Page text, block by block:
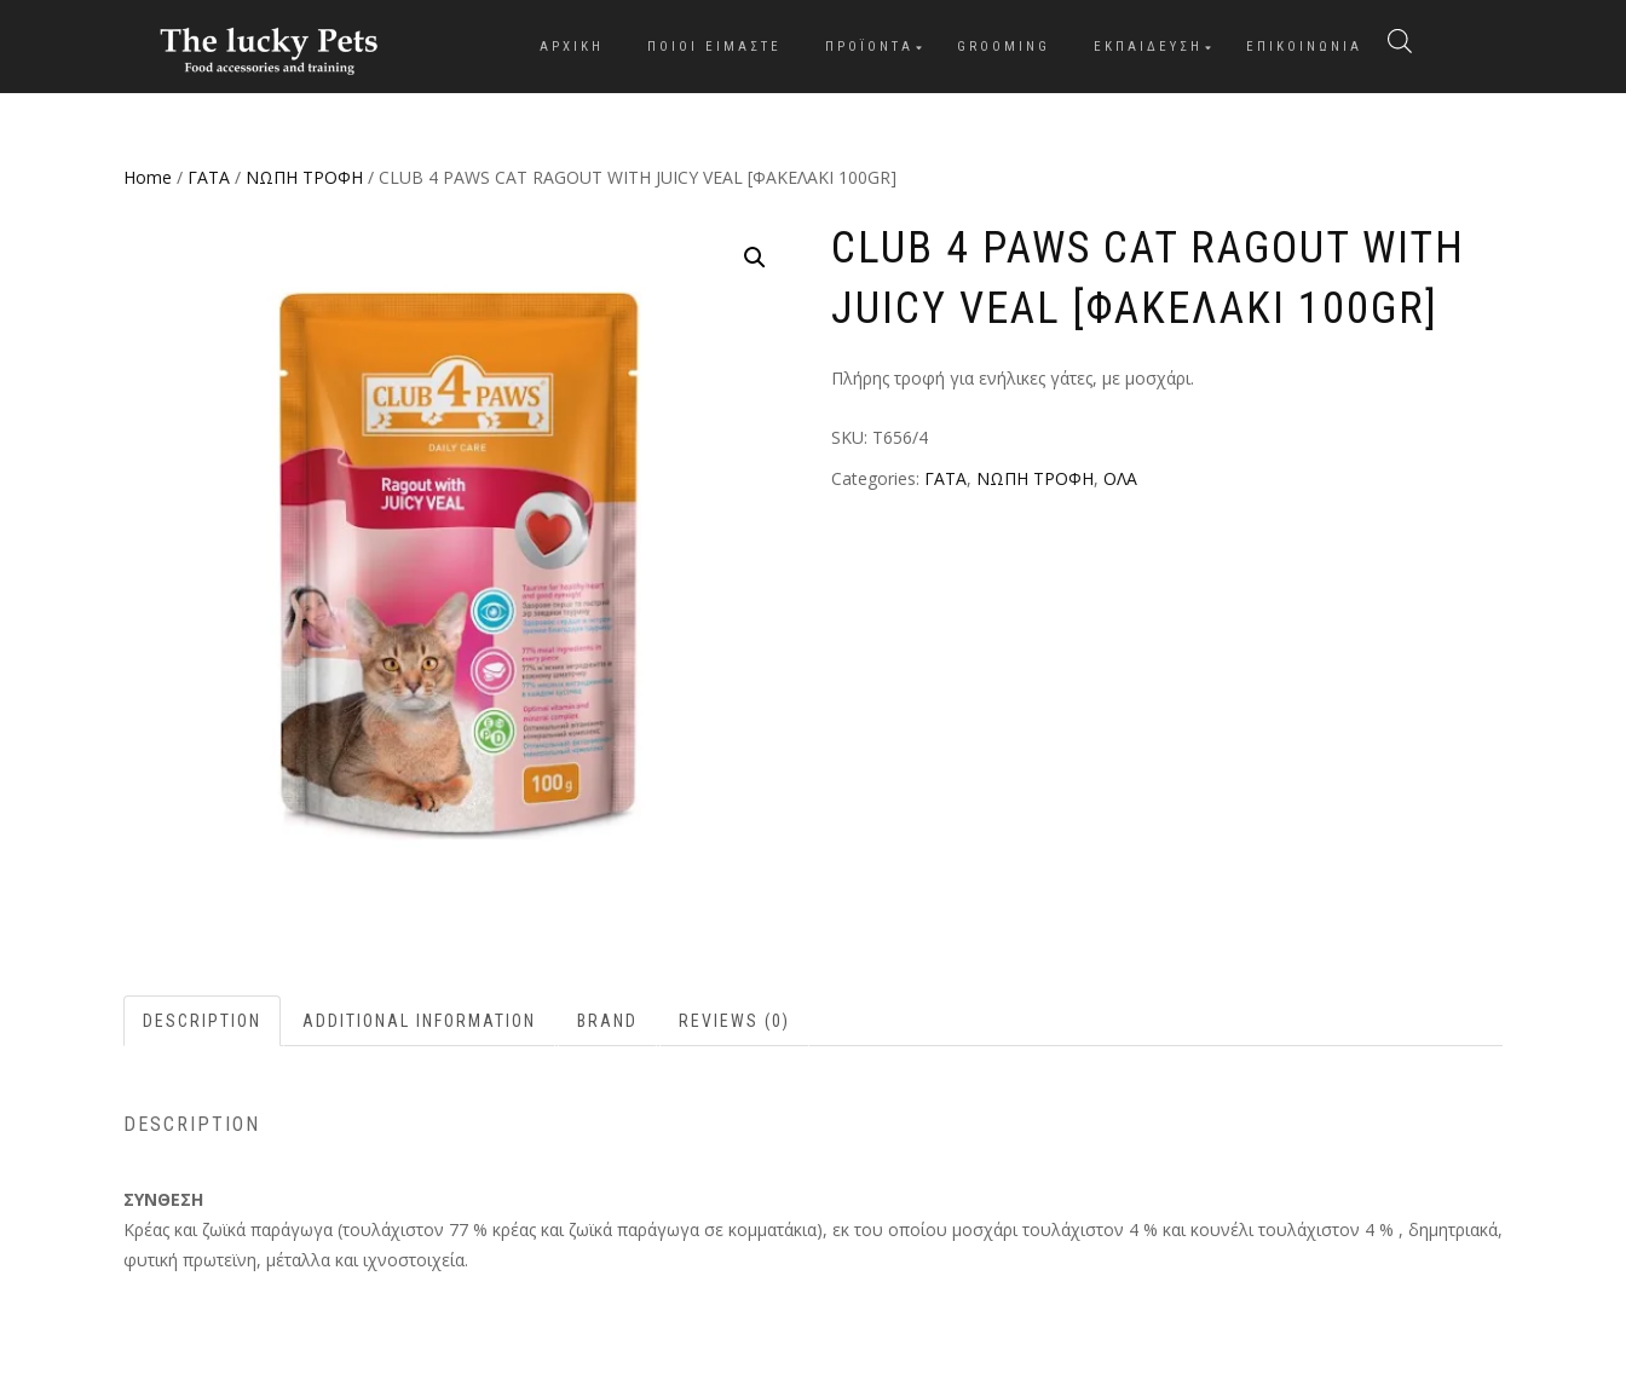
ΑΡΧΙΚΗ ΠΟΙΟΙ ΕΙΜΑΣΤΕ ΠΡΟΪΟΝΤΑ GROOMING ΕΚΠΑΙΔΕΥΣΗ ΕΠΙΚΟΙΝΩΝΙΑ
Home / ΓΑΤΑ / ΝΩΠΗ ΤΡΟΦΗ / CLUB 4 PAWS CAT RAGOUT WITH JUICY VEAL [ΦΑΚΕΛΑΚΙ 100GR]
CLUB 4 PAWS CAT RAGOUT WITH
JUICY VEAL [ΦΑΚΕΛΑΚΙ 100GR]
Πλήρης τροφή για ενήλικες γάτες, με μοσχάρι.
SKU: T656/4
Categories: ΓΑΤΑ, ΝΩΠΗ ΤΡΟΦΗ, ΟΛΑ
DESCRIPTION ADDITIONAL INFORMATION BRAND REVIEWS (0)
DESCRIPTION
ΣΥΝΘΕΣΗ
Κρέας και ζωϊκά παράγωγα (τουλάχιστον 77 % κρέας και ζωϊκά παράγωγα σε κομματάκια), εκ του οποίου μοσχάρι τουλάχιστον 4 % και κουνέλι τουλάχιστον 4 % , δημητριακά,
φυτική πρωτεϊνη, μέταλλα και ιχνοστοιχεία.